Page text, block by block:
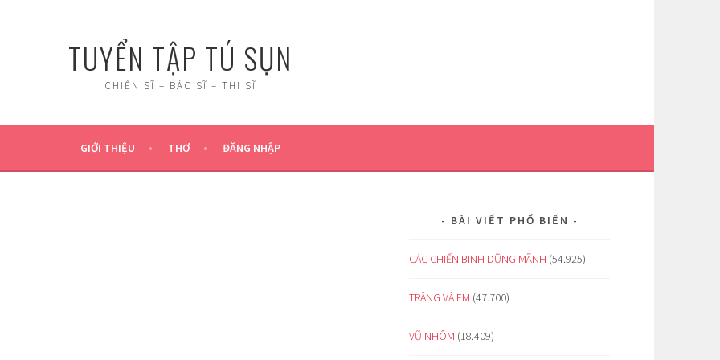
TUYỂN TẬP TÚ SỤN
CHIẾN SĨ – BÁC SĨ – THI SĨ
GIỚI THIỆU THƠ ĐĂNG NHẬP
BÀI VIẾT PHỔ BIẾN
CÁC CHIẾN BINH DŨNG MÃNH (54.925)
TRĂNG VÀ EM (47.700)
VŨ NHÔM (18.409)